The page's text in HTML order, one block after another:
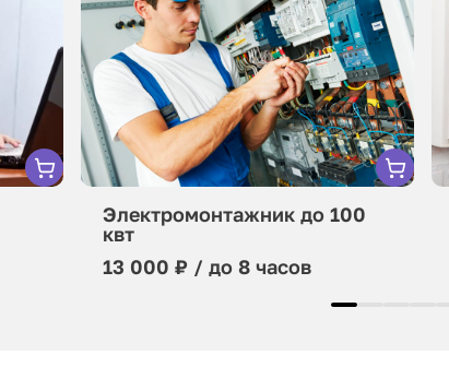
Электромонтажник до 100
квт
13 000 ₽ / до 8 часов